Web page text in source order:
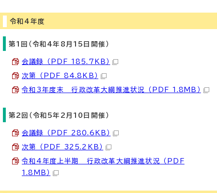
令和4年度
第1回（令和4年8月15日開催）
会議録 （PDF 185.7KB）
次第 （PDF 84.8KB）
令和3年度末 行政改革大綱推進状況 （PDF 1.8MB）
第2回（令和5年2月10日開催）
会議録 （PDF 280.6KB）
次第 （PDF 325.2KB）
令和4年度上半期 行政改革大綱推進状況 （PDF
1.8MB）